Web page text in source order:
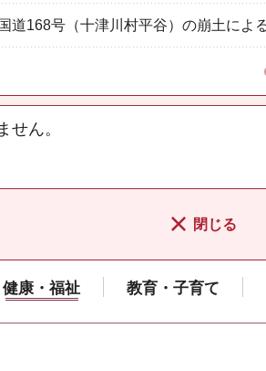
道168号（十津川村平谷）の崩土によ
せん。
閉じる
健康・福祉 教育・子育て